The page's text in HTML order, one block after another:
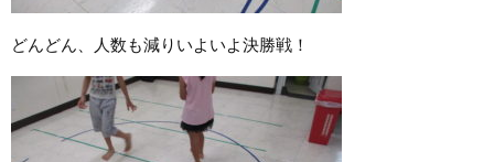
どんどん、人数も減りいよいよ決勝戦！